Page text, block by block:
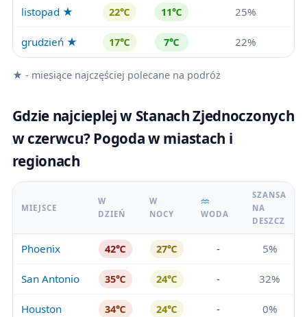
listopad ★ 22℃ 11℃ 25%
grudzień ★ 17℃ 7℃ 22%
★ - miesiące najczęściej polecane na podróż
Gdzie najcieplej w Stanach Zjednoczonych
w czerwcu? Pogoda w miastach i
regionach
MIEJSCE
W
DZIEŃ
W
NOCY
WODA
SZANSA
NA
DESZCZ
Phoenix 42℃ 27℃ - 5%
San Antonio 35℃ 24℃ - 32%
Houston 34℃ 24℃ - 0%